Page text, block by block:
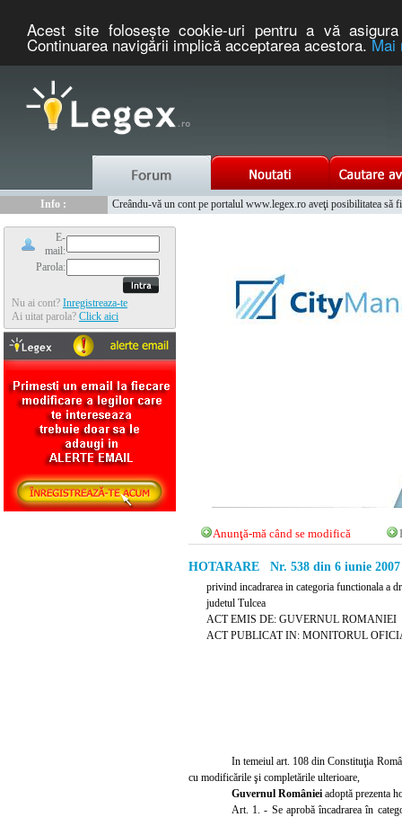
Acest site foloseşte cookie-uri pentru a vă
Continuarea navigării implică acceptarea acestora.Mai
Info :
Creându-vă un cont pe portalul www.legex.ro aveţi posibilitatea
Info :
www.tntauto.ro - Managementul Integrat al Parcului Auto
E-
mail:
Parola:
Nu ai cont? Inregistreaza-te
Ai uitat parola? Click aici
Anunţă-mă când se modifică
HOTARARE Nr. 538 din 6 iunie 2007
privind incadrarea in categoria functionala a
judetul Tulcea
ACT EMIS DE: GUVERNUL ROMANIEI
ACT PUBLICAT IN: MONITORUL
In temeiul art. 108 din Constituţia
cu modificările şi completările ulterioare,
Guvernul României adoptă prezenta
Art. 1. - Se aprobă încadrarea în